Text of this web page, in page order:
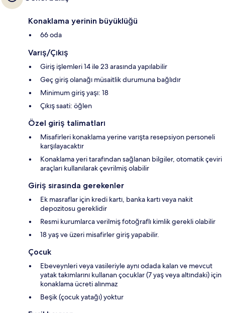
Konaklama yerinin büyüklüğü
66 oda
Varış/Çıkış
Giriş işlemleri 14 ile 23 arasında yapılabilir
Geç giriş olanağı müsaitlik durumuna bağlıdır
Minimum giriş yaşı: 18
Çıkış saati: öğlen
Özel giriş talimatları
Misafirleri konaklama yerine varışta resepsiyon personeli
karşılayacaktır
Konaklama yeri tarafından sağlanan bilgiler, otomatik çeviri
araçları kullanılarak çevrilmiş olabilir
Giriş sırasında gerekenler
Ek masraflar için kredi kartı, banka kartı veya nakit
depozitosu gereklidir
Resmi kurumlarca verilmiş fotoğraflı kimlik gerekli olabilir
18 yaş ve üzeri misafirler giriş yapabilir.
Çocuk
Ebeveynleri veya vasileriyle aynı odada kalan ve mevcut
yatak takımlarını kullanan çocuklar (7 yaş veya altındaki) için
konaklama ücreti alınmaz
Beşik (çocuk yatağı) yoktur